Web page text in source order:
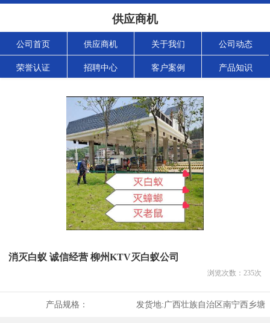
供应商机
公司首页 供应商机 关于我们 公司动态
荣誉认证 招聘中心 客户案例 产品知识
消灭白蚁 诚信经营 柳州KTV灭白蚁公司
浏览次数： 235次
产品规格： 发货地:广西壮族自治区南宁西乡塘